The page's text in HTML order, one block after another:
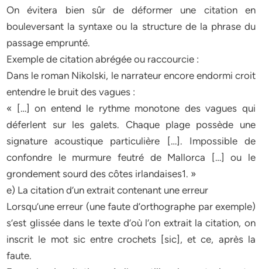
On évitera bien sûr de déformer une citation en
bouleversant la syntaxe ou la structure de la phrase du
passage emprunté.
Exemple de citation abrégée ou raccourcie :
Dans le roman Nikolski, le narrateur encore endormi croit
entendre le bruit des vagues :
« […] on entend le rythme monotone des vagues qui
déferlent sur les galets. Chaque plage possède une
signature acoustique particulière […]. Impossible de
confondre le murmure feutré de Mallorca […] ou le
grondement sourd des côtes irlandaises1. »
e) La citation d’un extrait contenant une erreur
Lorsqu’une erreur (une faute d’orthographe par exemple)
s’est glissée dans le texte d’où l’on extrait la citation, on
inscrit le mot sic entre crochets [sic], et ce, après la
faute.